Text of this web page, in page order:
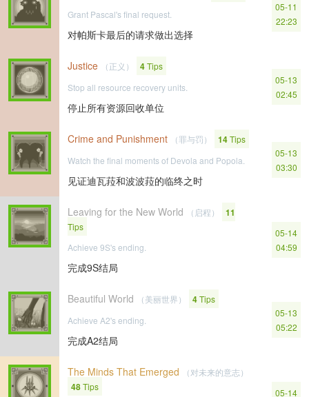
Grant Pascal's final request.
对帕斯卡最后的请求做出选择
05-11
22:23
Justice （正义） 4Tips
Stop all resource recovery units.
停止所有资源回收单位
05-13
02:45
Crime and Punishment （罪与罚） 14Tips
Watch the final moments of Devola and Popola.
见证迪瓦菈和波波菈的临终之时
05-13
03:30
Leaving for the New World （启程） 11
Tips
Achieve 9S's ending.
完成9S结局
05-14
04:59
Beautiful World （美丽世界） 4Tips
Achieve A2's ending.
完成A2结局
05-13
05:22
The Minds That Emerged （对未来的意志）
48Tips
05-14